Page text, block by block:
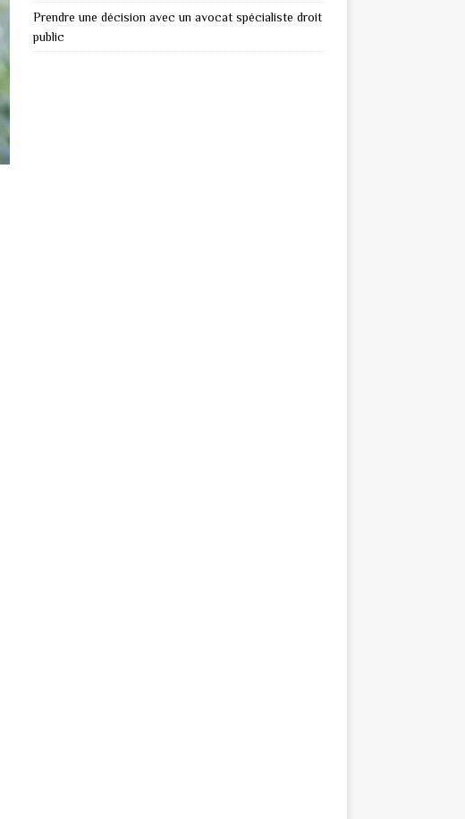
Prendre une décision avec un avocat spécialiste droit
public